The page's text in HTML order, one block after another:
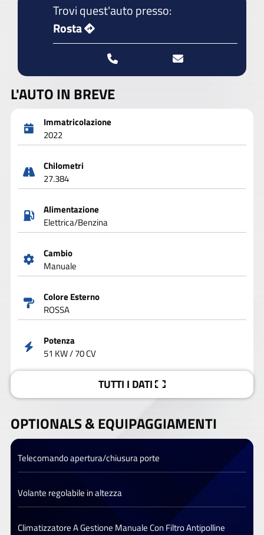
Trovi quest'auto presso:
Rosta
L'AUTO IN BREVE
Immatricolazione
2022
Chilometri
27.384
Alimentazione
Elettrica/Benzina
Cambio
Manuale
Colore Esterno
ROSSA
Potenza
51 KW / 70 CV
TUTTI I DATI
OPTIONALS &EQUIPAGGIAMENTI
Telecomando apertura/chiusura porte
Volante regolabile in altezza
Climatizzatore A Gestione Manuale Con Filtro Antipolline